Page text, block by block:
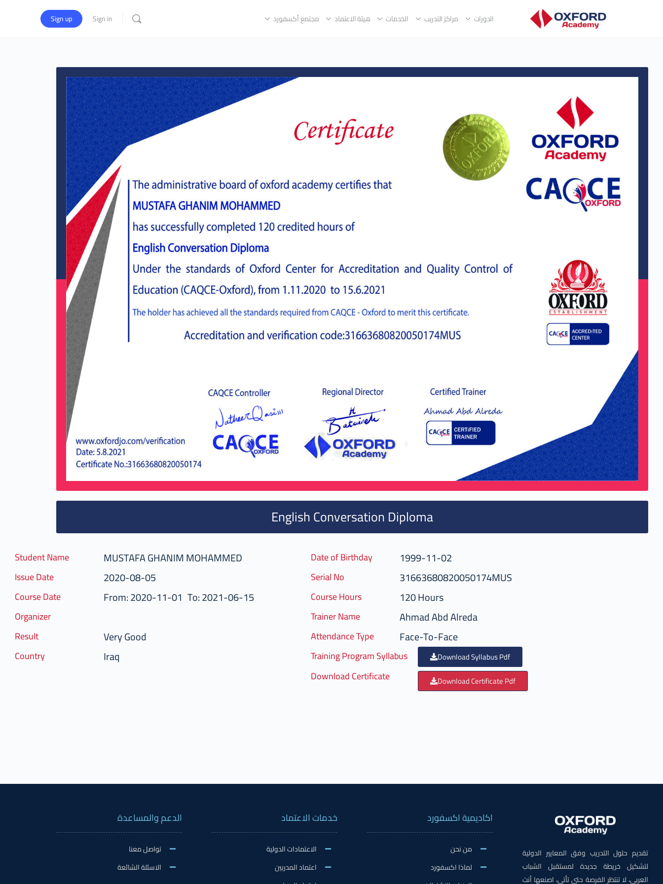
الدورات مراكز التدريب الخدمات هيئة الاعتماد مجتمع أكسفورد Sign in
Sign up
English Conversation Diploma
Student Name MUSTAFA GHANIM MOHAMMED Date of Birthday 1999-11-02
Issue Date 2020-08-05 Serial No 31663680820050174MUS
Course Date From: 2020-11-01 To: 2021-06-15 Course Hours 120 Hours
Organizer Trainer Name Ahmad Abd Alreda
Result Very Good Attendance Type Face-To-Face
Country Iraq Training Program Syllabus Download Syllabus Pdf
Download Certificate Download Certificate Pdf
تقديم حلول التدريب وفق المعايير الدولية
لتشكيل خريطة جديدة لمستقبل الشباب
العربي، لا تنتظر الفرصة حتى تأتي، اصنعها أنت
اكاديمية اكسفورد
من نحن
لماذا اكسفورد
خدمات الاعتماد
الاعتمادات الدولية
اعتماد المدربين
الدعم والمساعدة
تواصل معنا
الاسئلة الشائعة